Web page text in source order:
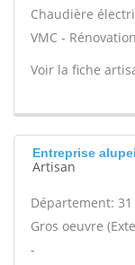
Chaudière
VMC -
Voir la fiche
Entreprise
Artisan
Département: 31
Gros oeuvre
-